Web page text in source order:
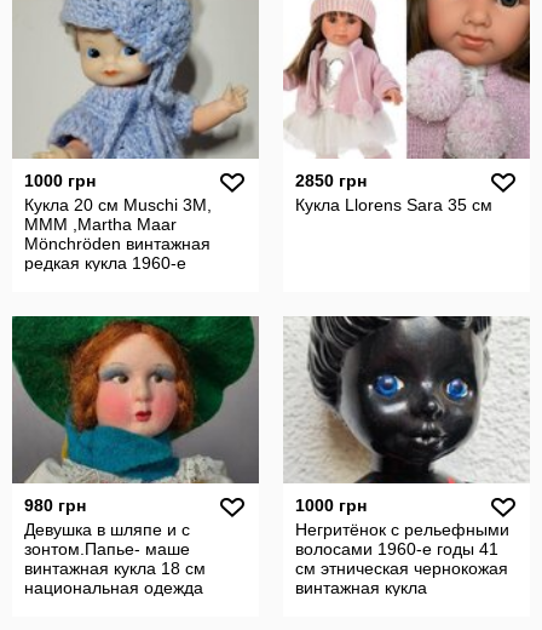
1000 грн
Кукла 20 см Muschi 3М,
MMM ,Martha Maar
Mönchröden винтажная
редкая кукла 1960-е
2850 грн
Кукла Llorens Sara 35 см
980 грн
Девушка в шляпе и с
зонтом.Папье- маше
винтажная кукла 18 см
национальная одежда
1000 грн
Негритёнок с рельефными
волосами 1960-е годы 41
см этническая чернокожая
винтажная кукла